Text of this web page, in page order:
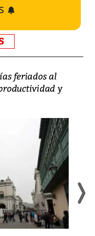
feriados al
y